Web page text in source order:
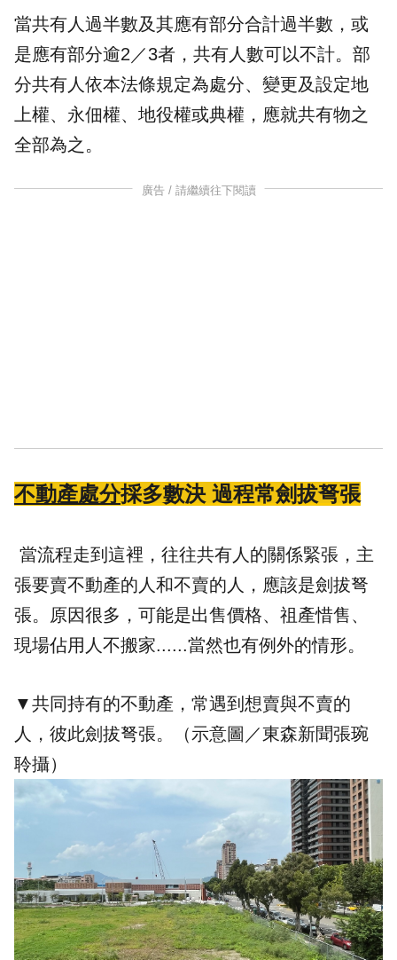
當共有人過半數及其應有部分合計過半數，或
是應有部分逾2／3者，共有人數可以不計。部
分共有人依本法條規定為處分、變更及設定地
上權、永佃權、地役權或典權，應就共有物之
全部為之。
廣告 / 請繼續往下閱讀
不動產處分採多數決 過程常劍拔弩張
當流程走到這裡，往往共有人的關係緊張，主
張要賣不動產的人和不賣的人，應該是劍拔弩
張。原因很多，可能是出售價格、祖產惜售、
現場佔用人不搬家......當然也有例外的情形。
▼共同持有的不動產，常遇到想賣與不賣的
人，彼此劍拔弩張。（示意圖／東森新聞張琬
聆攝）